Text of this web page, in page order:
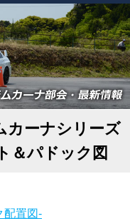
カーナシリーズ
＆パドック図
配置図-